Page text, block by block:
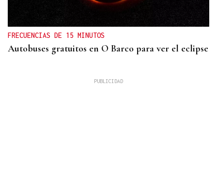
FRECUENCIAS DE 15 MINUTOS
Autobuses gratuitos en O Barco para ver el eclipse